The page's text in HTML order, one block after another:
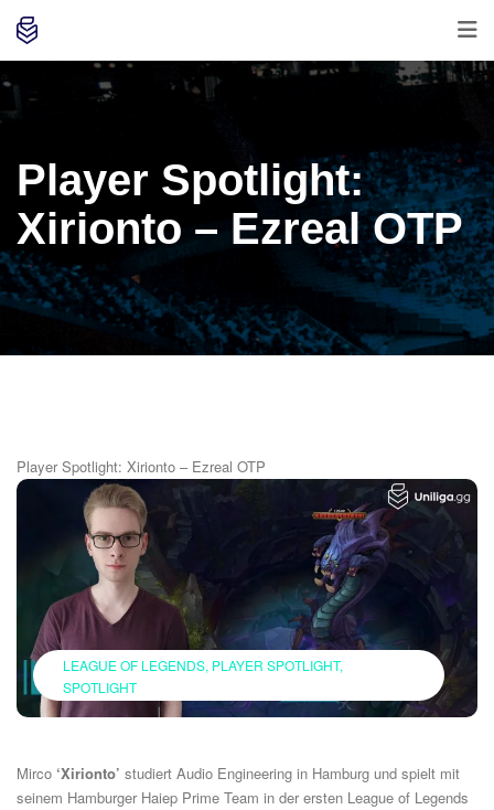
Player Spotlight:
Xirionto – Ezreal OTP
Player Spotlight: Xirionto – Ezreal OTP
LEAGUE OF LEGENDS PLAYER SPOTLIGHT
SPOTLIGHT
Mirco ‘Xirionto’ studiert Audio Engineering in Hamburg und spielt mit
seinem Hamburger Haiep Prime Team in der ersten League of Legends